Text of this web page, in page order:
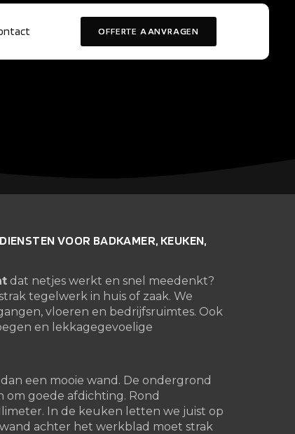
OFFERTE AANVRAGEN
VOOR BADKAMER, KEUKEN,
dat netjes werkt en snel meedenkt?
tegelwerk in huis of zaak. We
vloeren en bedrijfsruimtes. Ook
en lekkagegevoelige
een mooie wand. De ondergrond
om goede afdichting. Rond
In de keuken letten we juist op
achter het werkblad moet strak